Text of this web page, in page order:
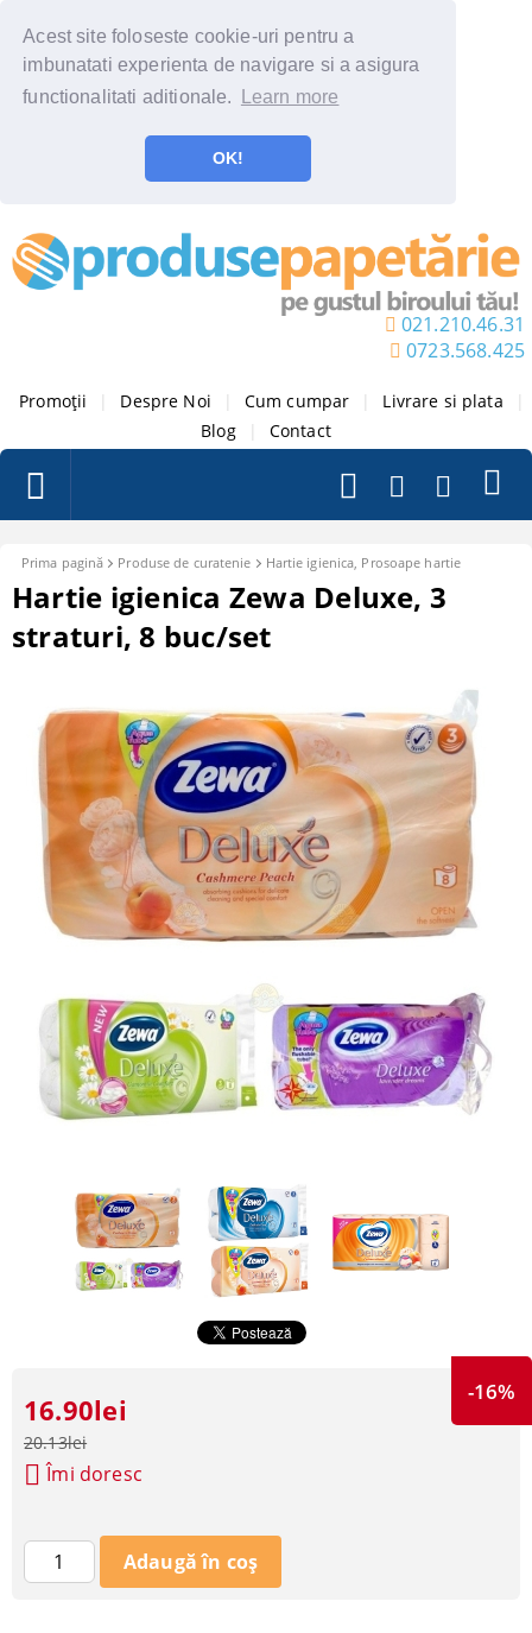
Acest site foloseste cookie-uri pentru a
imbunatati experienta de navigare si a asigura
functionalitati aditionale.
Learn more
OK!
021.210.46.31
0723.568.425
Promoții Despre Noi Cum cumpar Livrare si plata
Blog
Contact
Prima pagină Produse de curatenie Hartie igienica, Prosoape hartie
Hartie igienica Zewa Deluxe, 3
straturi, 8 buc/set
-16%
16.90lei
20.13lei
Îmi doresc